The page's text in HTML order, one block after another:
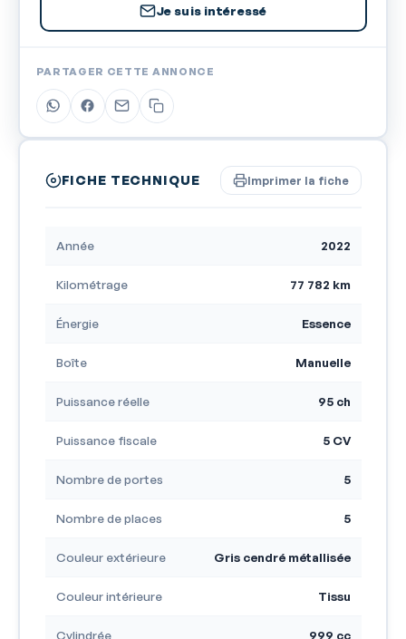
FICHE TECHNIQUE Imprimer la fiche
Année 2022
Kilométrage 77 782 km
Énergie Essence
Boîte Manuelle
Puissance réelle 95 ch
Puissance fiscale 5 CV
Nombre de portes 5
Nombre de places 5
Couleur extérieure Gris cendré métallisée
Couleur intérieure Tissu
Cylindrée 999 cc
Je suis intéressé
PARTAGER CETTE ANNONCE